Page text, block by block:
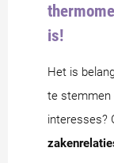
is!
Het is
te stemmen
interesses?